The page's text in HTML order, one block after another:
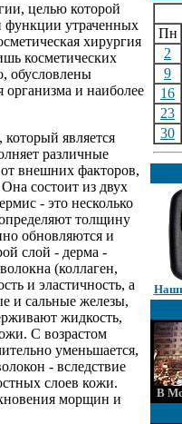
целью которой
функции утраченных
хирургия
косметических
обусловлены
организма и наиболее
является
различные
внешних факторов,
состоит из двух
- это несколько
толщину
обновляются и
слой - дерма -
(коллаген,
и эластичность, а
и сальные железы,
жидкость,
С возрастом
уменьшается,
- вследствие
слоев кожи.
морщин и
Пн
2
9
16
23
30
В